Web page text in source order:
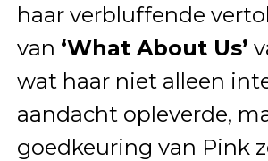
haar verbluffende
van ‘What About Us’
wat haar niet alleen
aandacht opleverde,
goedkeuring van Pink